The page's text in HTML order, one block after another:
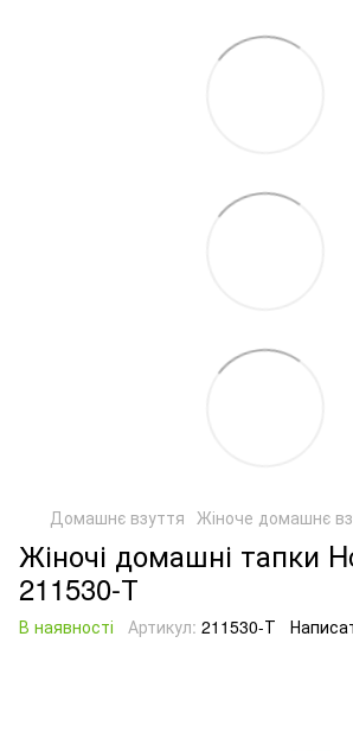
Домашнє взуття Жіноче домашнє
Жіночі домашні тапки
211530-Т
В наявності Артикул: 211530-Т